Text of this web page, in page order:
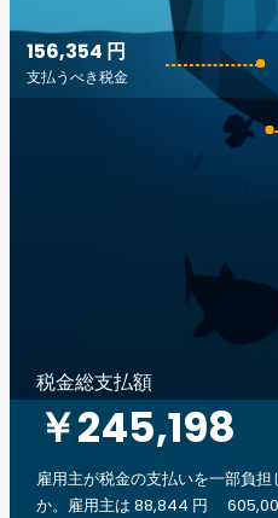
156,354 円
支払うべき税金
税金総支払額
￥245,198
雇用主が税金の支払いを一部負
か。雇用主は 88,844 円